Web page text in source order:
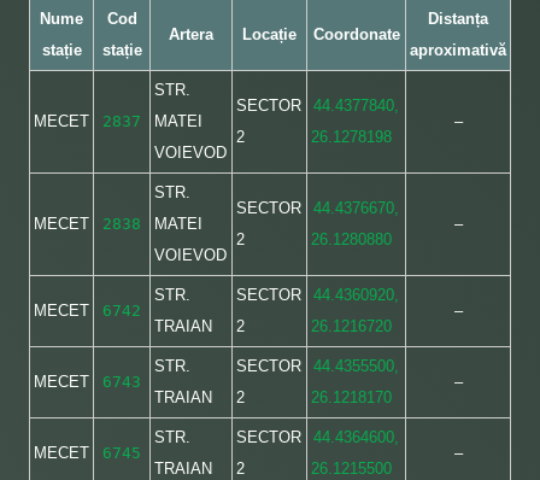
Nume
stație
Cod
stație
Artera Locație Coordonate
Distanța
aproximativă
MECET 2837
STR.
MATEI
VOIEVOD
SECTOR
2
44.4377840,
26.1278198
–
MECET 2838
STR.
MATEI
VOIEVOD
SECTOR
2
44.4376670,
26.1280880
–
MECET 6742
STR.
TRAIAN
SECTOR
2
44.4360920,
26.1216720
–
MECET 6743
STR.
TRAIAN
SECTOR
2
44.4355500,
26.1218170
–
MECET 6745
STR.
TRAIAN
SECTOR
2
44.4364600,
26.1215500
–